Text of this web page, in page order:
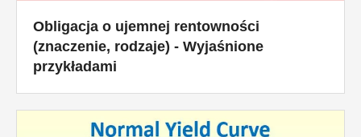
Obligacja o ujemnej rentowności
(znaczenie, rodzaje) - Wyjaśnione
przykładami